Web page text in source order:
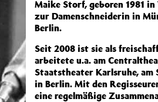
Maike Storf, geboren 1981
zur Damenschneiderin in
Berlin.
Seit 2008 ist sie als
arbeitete u.a. am
Staatstheater Karlsruhe,
in Berlin. Mit den
eine regelmäßige